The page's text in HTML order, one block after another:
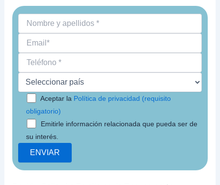
Aceptar la Política de privacidad (requisito
obligatorio)
Emitirle información relacionada que pueda ser de
su interés.